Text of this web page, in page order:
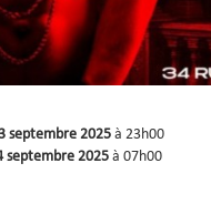
septembre 2025 à 23h00
septembre 2025 à 07h00